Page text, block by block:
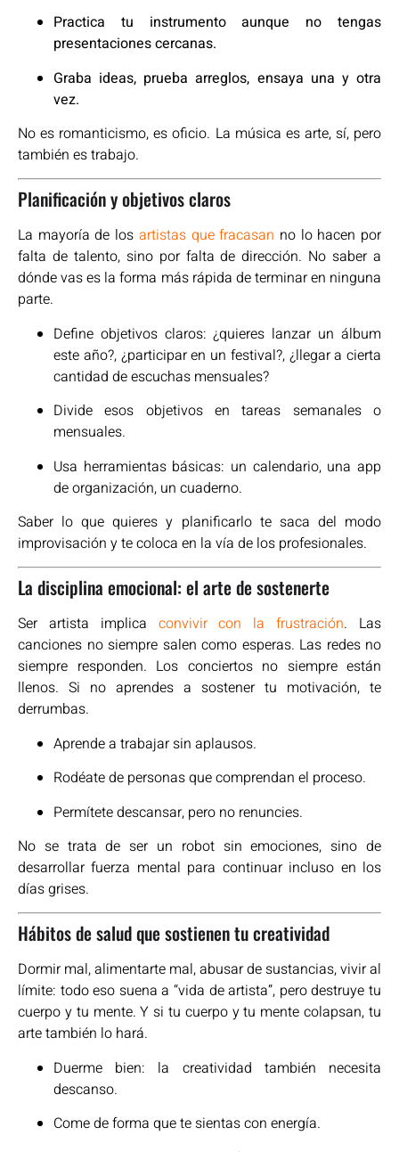
Practica tu instrumento aunque no tengas
presentaciones cercanas.
Graba ideas, prueba arreglos, ensaya una y otra
vez.
No es romanticismo, es oficio. La música es arte, sí, pero
también es trabajo.
Planificación y objetivos claros
La mayoría de los artistas que fracasan no lo hacen por
falta de talento, sino por falta de dirección. No saber a
dónde vas es la forma más rápida de terminar en ninguna
parte.
Define objetivos claros: ¿quieres lanzar un álbum
este año?, ¿participar en un festival?, ¿llegar a cierta
cantidad de escuchas mensuales?
Divide esos objetivos en tareas semanales o
mensuales.
Usa herramientas básicas: un calendario, una app
de organización, un cuaderno.
Saber lo que quieres y planificarlo te saca del modo
improvisación y te coloca en la vía de los profesionales.
La disciplina emocional: el arte de sostenerte
Ser artista implica convivir con la frustración. Las
canciones no siempre salen como esperas. Las redes no
siempre responden. Los conciertos no siempre están
llenos. Si no aprendes a sostener tu motivación, te
derrumbas.
Aprende a trabajar sin aplausos.
Rodéate de personas que comprendan el proceso.
Permítete descansar, pero no renuncies.
No se trata de ser un robot sin emociones, sino de
desarrollar fuerza mental para continuar incluso en los
días grises.
Hábitos de salud que sostienen tu creatividad
Dormir mal, alimentarte mal, abusar de sustancias, vivir al
límite: todo eso suena a “vida de artista”, pero destruye tu
cuerpo y tu mente. Y si tu cuerpo y tu mente colapsan, tu
arte también lo hará.
Duerme bien: la creatividad también necesita
descanso.
Come de forma que te sientas con energía.